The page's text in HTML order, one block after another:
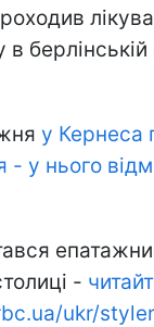
берлінській
у Кернеса
- у нього
-
ukr/